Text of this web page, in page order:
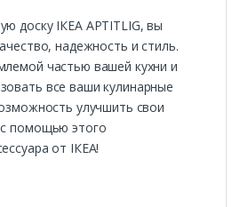
доску ІКЕА APTITLIG, вы
надежность и стиль.
частью вашей кухни и
все ваши кулинарные
улучшить свои
помощью этого
от ІКЕА!